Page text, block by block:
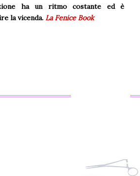
ha un ritmo costante ed è
la vicenda. La Fenice Book